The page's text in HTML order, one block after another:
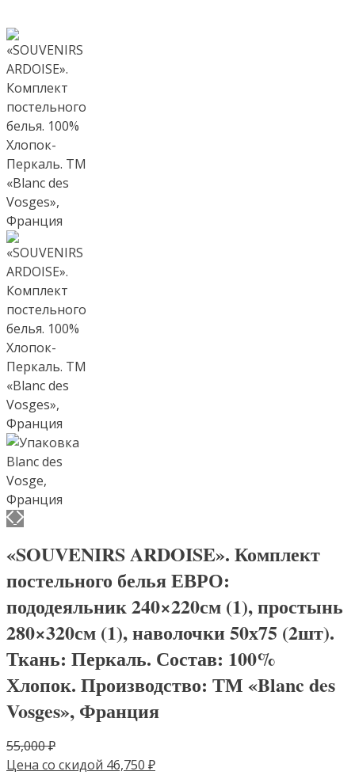
«SOUVENIRS ARDOISE». Комплект
постельного белья ЕВРО:
пододеяльник 240×220см (1), простынь
280×320см (1), наволочки 50х75 (2шт).
Ткань: Перкаль. Состав: 100%
Хлопок. Производство: ТМ «Blanc des
Vosges», Франция
55,000₽Первоначальная
цена
Цена со скидой 46,750 ₽Текущая